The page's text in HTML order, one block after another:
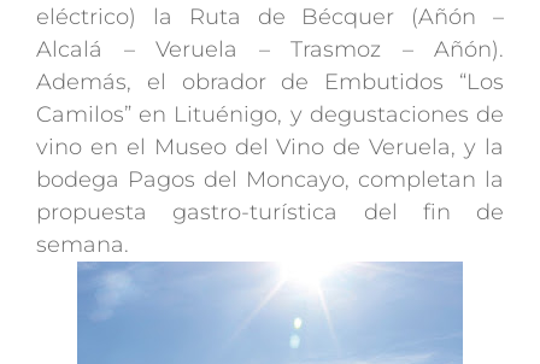
eléctrico) la Ruta de Bécquer (Añón –
Alcalá – Veruela – Trasmoz – Añón).
Además, el obrador de Embutidos “Los
Camilos” en Lituénigo, y degustaciones de
vino en el Museo del Vino de Veruela, y la
bodega Pagos del Moncayo, completan la
propuesta gastro-turística del fin de
semana.